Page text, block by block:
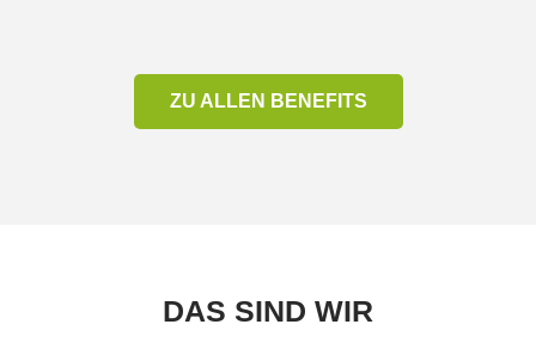
ZU ALLEN BENEFITS
DAS SIND WIR